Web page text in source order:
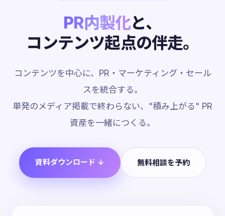
PR内製化と、
コンテンツ起点の伴走。
コンテンツを中心に、PR・マーケティング・セール
スを統合する。
単発のメディア掲載で終わらない、"積み上がる" PR
資産を一緒につくる。
資料ダウンロード 無料相談を予約